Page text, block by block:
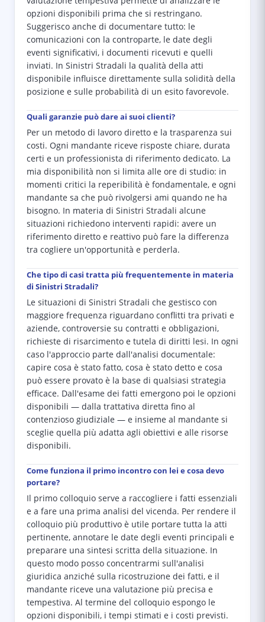
opzioni disponibili prima che si restringano.
Suggerisco anche di documentare tutto: le
comunicazioni con la controparte, le date degli
eventi significativi, i documenti ricevuti e quelli
inviati. In Sinistri Stradali la qualità della atti
disponibile influisce direttamente sulla solidità della
posizione e sulle probabilità di un esito favorevole.
Quali garanzie può dare ai suoi clienti?
Per un metodo di lavoro diretto e la trasparenza sui
costi. Ogni mandante riceve risposte chiare, durata
certi e un professionista di riferimento dedicato. La
mia disponibilità non si limita alle ore di studio: in
momenti critici la reperibilità è fondamentale, e ogni
mandante sa che può rivolgersi ami quando ne ha
bisogno. In materia di Sinistri Stradali alcune
situazioni richiedono interventi rapidi: avere un
riferimento diretto e reattivo può fare la differenza
tra cogliere un'opportunità e perderla.
Che tipo di casi tratta più frequentemente in materia
di Sinistri Stradali?
Le situazioni di Sinistri Stradali che gestisco con
maggiore frequenza riguardano conflitti tra privati e
aziende, controversie su contratti e obbligazioni,
richieste di risarcimento e tutela di diritti lesi. In ogni
caso l'approccio parte dall'analisi documentale:
capire cosa è stato fatto, cosa è stato detto e cosa
può essere provato è la base di qualsiasi strategia
efficace. Dall'esame dei fatti emergono poi le opzioni
disponibili — dalla trattativa diretta fino al
contenzioso giudiziale — e insieme al mandante si
sceglie quella più adatta agli obiettivi e alle risorse
disponibili.
Come funziona il primo incontro con lei e cosa devo
portare?
Il primo colloquio serve a raccogliere i fatti essenziali
e a fare una prima analisi del vicenda. Per rendere il
colloquio più produttivo è utile portare tutta la atti
pertinente, annotare le date degli eventi principali e
preparare una sintesi scritta della situazione. In
questo modo posso concentrarmi sull'analisi
giuridica anziché sulla ricostruzione dei fatti, e il
mandante riceve una valutazione più precisa e
tempestiva. Al termine del colloquio espongo le
opzioni disponibili, i tempi stimati e i costi previsti.